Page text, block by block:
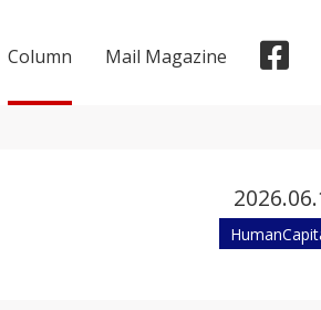
Column Mail Magazine